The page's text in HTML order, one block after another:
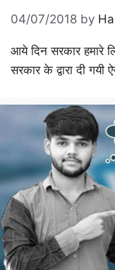
04/07/2018 by
आये दिन सरकार हमारे
सरकार के द्वारा दी गयी